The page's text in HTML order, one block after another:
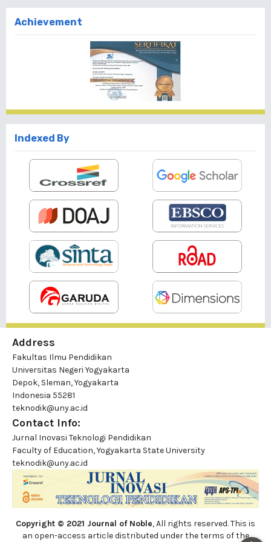
Achievement
Indexed By
Address
Fakultas Ilmu Pendidikan
Universitas Negeri Yogyakarta
Depok, Sleman, Yogyakarta
Indonesia 55281
teknodik@uny.ac.id
Contact Info:
Jurnal Inovasi Teknologi Pendidikan
Faculty of Education, Yogyakarta State University
teknodik@uny.ac.id
Copyright © 2021 Journal of Noble, All rights reserved. This is
an open-access article distributed under the terms of the